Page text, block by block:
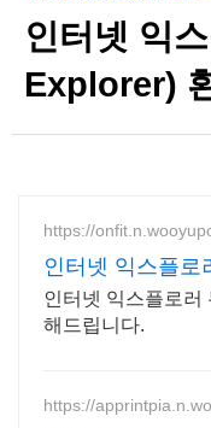
인터넷 익
Explorer)
https://
인터넷 익스플로
인터넷 익스플로러
해드립니다.
https://